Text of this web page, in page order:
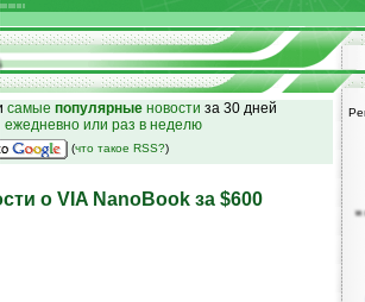
и самые популярные новости за 30 дней
ежедневно или раз в неделю
(что такое RSS?)
о VIA NanoBook за $600
и